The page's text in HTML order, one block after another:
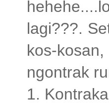
lagi???.
kos-
ngontrak
1.